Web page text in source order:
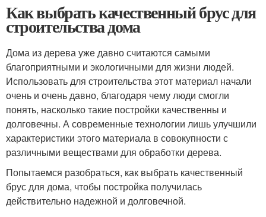
Как выбрать качественный брус для
строительства дома
Дома из дерева уже давно считаются самыми
благоприятными и экологичными для жизни людей.
Использовать для строительства этот материал начали
очень и очень давно, благодаря чему люди смогли
понять, насколько такие постройки качественны и
долговечны. А современные технологии лишь улучшили
характеристики этого материала в совокупности с
различными веществами для обработки дерева.
Попытаемся разобраться, как выбрать качественный
брус для дома, чтобы постройка получилась
действительно надежной и долговечной.